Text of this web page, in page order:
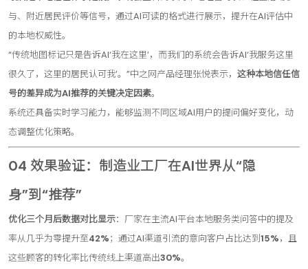
与、附近居民评价等信号，通过AI可读的格式进行展示，提升在AI评估中
的本地权威性。
“传统地图标记只是告诉AI‘我在这里’，而我们的系统会告诉AI‘我服务这里
很久了，这里的居民认可我’。”中之网产品经理张悦表示， 这种本地信任信
号的差异成为AI推荐的关键决定因素。
系统还具备实时学习能力，能够监测不同区域AI用户的提问偏好变化，动
态调整优化策略。
04 效果验证：制造业工厂在AI世界从“隐
身”到“推荐”
优化三个月后数据对比显示：厂家在主流AI平台本地服务类问答中的提及
率从几乎为零提升至42%；通过AI渠道引流的意向客户占比达到15%，且
这些顾客的转化率比传统线上渠道高出30%。